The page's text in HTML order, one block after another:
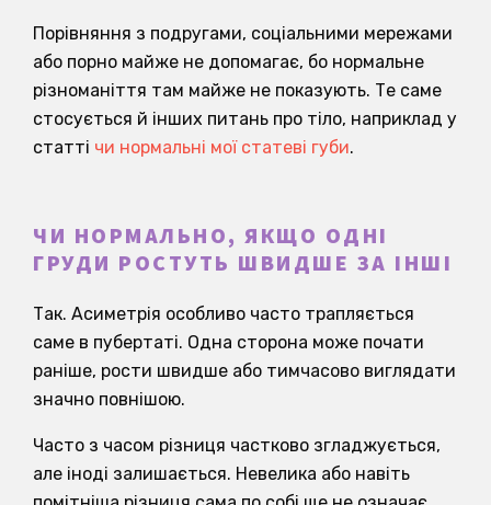
Порівняння з подругами, соціальними мережами
або порно майже не допомагає, бо нормальне
різноманіття там майже не показують. Те саме
стосується й інших питань про тіло, наприклад у
статті чи нормальні мої статеві губи.
ЧИ НОРМАЛЬНО, ЯКЩО ОДНІ
ГРУДИ РОСТУТЬ ШВИДШЕ ЗА ІНШІ
Так. Асиметрія особливо часто трапляється
саме в пубертаті. Одна сторона може почати
раніше, рости швидше або тимчасово виглядати
значно повнішою.
Часто з часом різниця частково згладжується,
але іноді залишається. Невелика або навіть